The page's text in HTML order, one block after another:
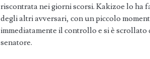
riscontrata nei giorni scorsi. Kakizoe lo ha
degli altri avversari, con un piccolo
immediatamente il controllo e si è
senatore.